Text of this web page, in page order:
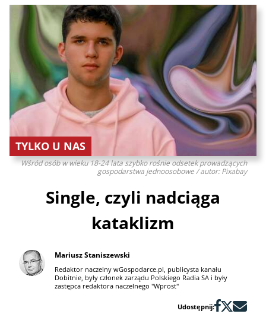
Wśród osób w wieku 18-24 lata szybko rośnie odsetek prowadzących
gospodarstwa jednoosobowe / autor: Pixabay
TYLKO U NAS
Single, czyli nadciąga
kataklizm
Mariusz Staniszewski
Redaktor naczelny wGospodarce.pl, publicysta kanału
Dobitnie, były członek zarządu Polskiego Radia SA i były
zastępca redaktora naczelnego "Wprost"
Udostępnij: